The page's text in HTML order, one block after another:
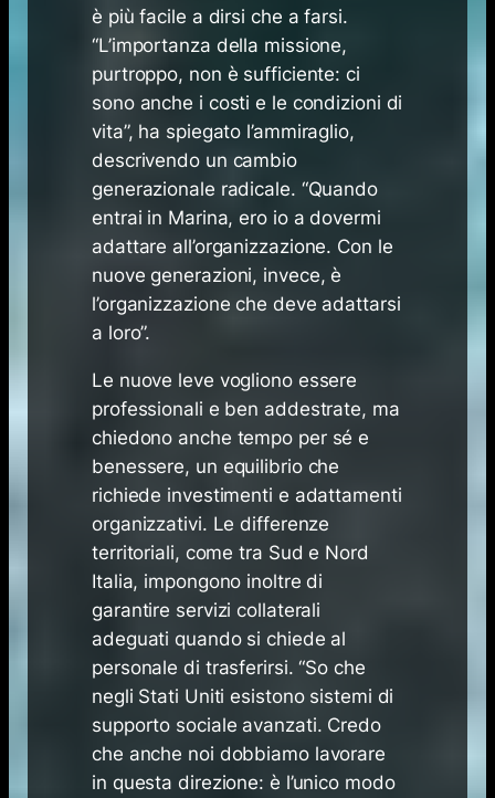
è più facile a dirsi che a farsi.
“L’importanza della missione,
purtroppo, non è sufficiente: ci
sono anche i costi e le condizioni di
vita”, ha spiegato l’ammiraglio,
descrivendo un cambio
generazionale radicale. “Quando
entrai in Marina, ero io a dovermi
adattare all’organizzazione. Con le
nuove generazioni, invece, è
l’organizzazione che deve adattarsi
a loro”.
Le nuove leve vogliono essere
professionali e ben addestrate, ma
chiedono anche tempo per sé e
benessere, un equilibrio che
richiede investimenti e adattamenti
organizzativi. Le differenze
territoriali, come tra Sud e Nord
Italia, impongono inoltre di
garantire servizi collaterali
adeguati quando si chiede al
personale di trasferirsi. “So che
negli Stati Uniti esistono sistemi di
supporto sociale avanzati. Credo
che anche noi dobbiamo lavorare
in questa direzione: è l’unico modo